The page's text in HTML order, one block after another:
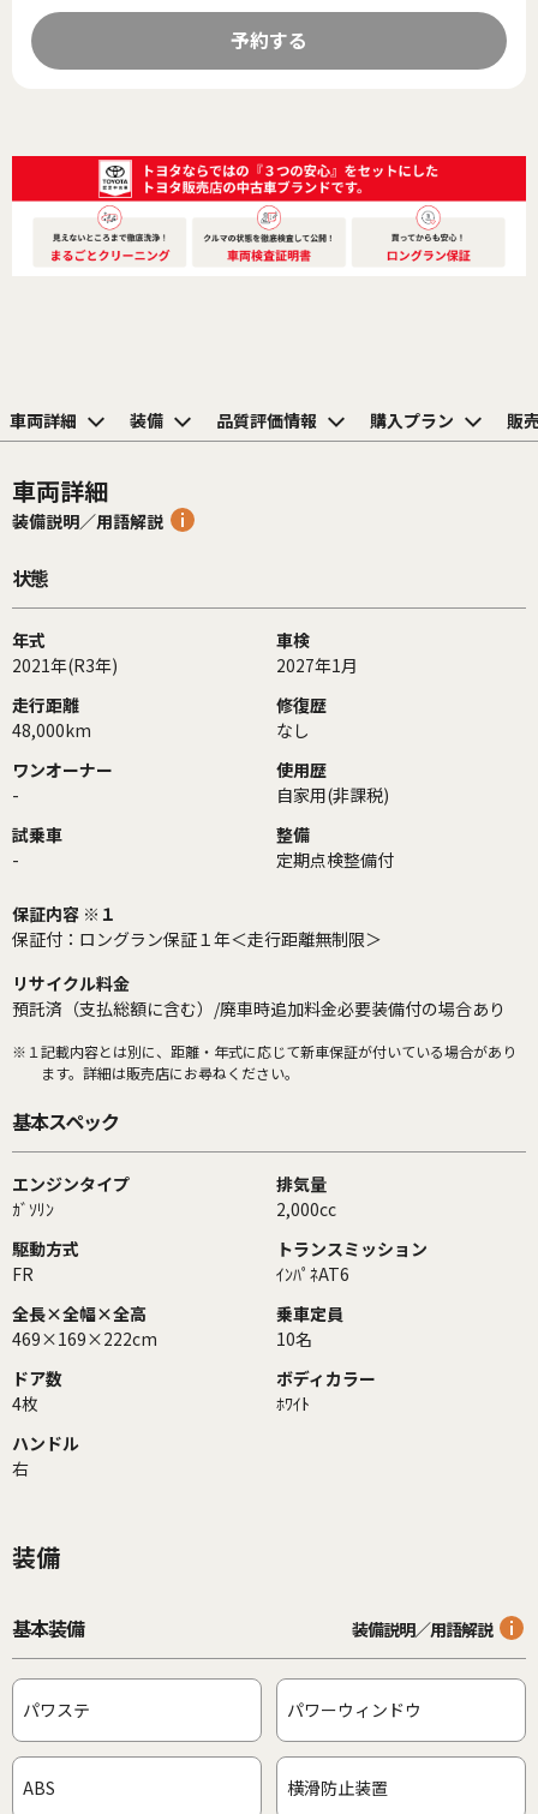
予約する
車両詳細 装備 品質評価情報 購入プラン 販
車両詳細
装備説明／用語解説
状態
年式
2021年(R3年)
車検
2027年1月
走行距離
48,000km
修復歴
なし
ワンオーナー
-
使用歴
自家用(非課税)
試乗車
-
整備
定期点検整備付
保証内容 ※１
保証付：ロングラン保証１年＜走行距離無制限＞
リサイクル料金
預託済（支払総額に含む）/廃車時追加料金必要装備付の場合あり
※１ 記載内容とは別に、距離・年式に応じて新車保証が付いている場合があり
ます。詳細は販売店にお尋ねください。
基本スペック
エンジンタイプ
ｶﾞｿﾘﾝ
排気量
2,000cc
駆動方式
FR
トランスミッション
ｲﾝﾊﾟﾈAT6
全長×全幅×全高
469×169×222cm
乗車定員
10名
ドア数
4枚
ボディカラー
ﾎﾜｲﾄ
ハンドル
右
装備
基本装備 装備説明／用語解説
パワステ パワーウィンドウ
ABS 横滑防止装置